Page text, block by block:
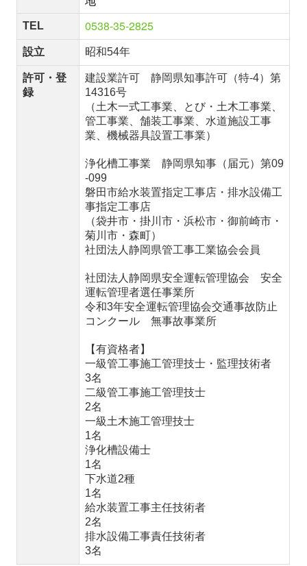
TEL 0538-35-2825
設立 昭和54年
許可・登
録
建設業許可 静岡県知事許可（特-4）第
14316号
（土木一式工事業、とび・土木工事業、
管工事業、舗装工事業、水道施設工事
業、機械器具設置工事業）
浄化槽工事業 静岡県知事（届元）第09
‐099
磐田市給水装置指定工事店・排水設備工
事指定工事店
（袋井市・掛川市・浜松市・御前崎市・
菊川市・森町）
社団法人静岡県管工事工業協会会員
社団法人静岡県安全運転管理協会 安全
運転管理者選任事業所
令和3年安全運転管理協会交通事故防止
コンクール 無事故事業所
【有資格者】
一級管工事施工管理技士・監理技術者
3名
二級管工事施工管理技士
2名
一級土木施工管理技士
1名
浄化槽設備士
1名
下水道2種
1名
給水装置工事主任技術者
2名
排水設備工事責任技術者
3名